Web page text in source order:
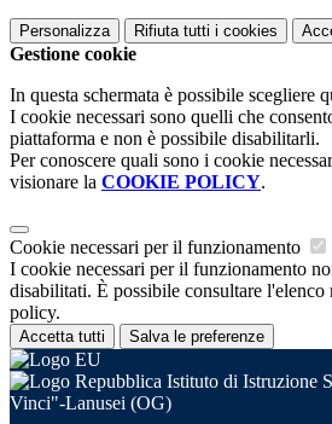
Personalizza Rifiuta tutti i cookies
Gestione cookie
In questa schermata è possibile scegliere
I cookie necessari sono quelli che
piattaforma e non è possibile disabilitarli.
Per conoscere quali sono i cookie
visionare la COOKIE POLICY.
Cookie necessari per il funzionamento
I cookie necessari per il funzionamento
disabilitati. È possibile consultare
policy.
Accetta tutti Salva le preferenze
Istituto di Istruzione
Vinci"-Lanusei (OG)